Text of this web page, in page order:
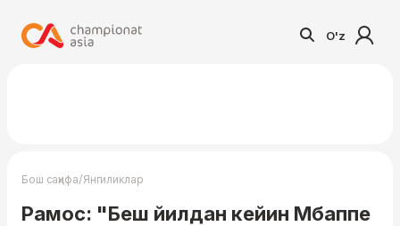
O'z
Бош саҳифа/Янгиликлар
Рамос: "Беш йилдан кейин Мбаппе